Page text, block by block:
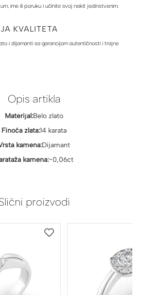
ime ili poruku i učinite svoj nakit jedinstvenim.
KVALITETA
i dijamanti sa garancijom autentičnosti i trajne
Opis artikla
Materijal:Belo zlato
Finoća zlata:14 karata
kamena:Dijamant
kamena:~0,06ct
proizvodi